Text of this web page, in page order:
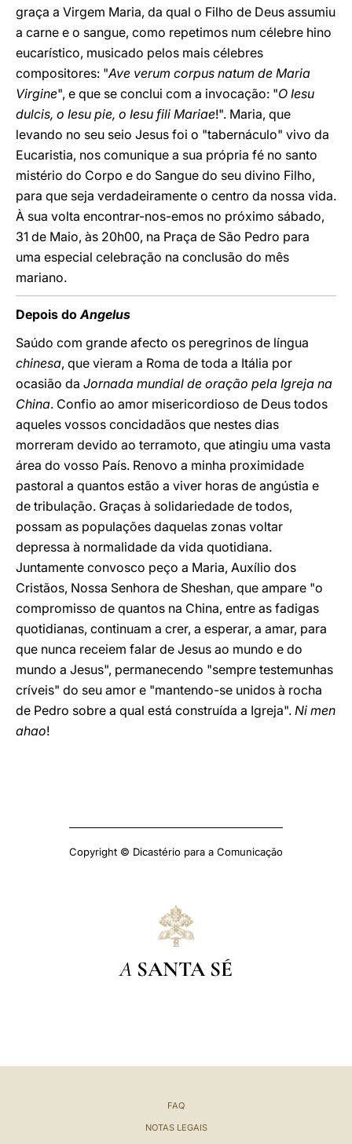
graça a Virgem Maria, da qual o Filho de Deus assumiu
a carne e o sangue, como repetimos num célebre hino
eucarístico, musicado pelos mais célebres
compositores: "Ave verum corpus natum de Maria
Virgine", e que se conclui com a invocação: "O Iesu
dulcis, o Iesu pie, o Iesu fili Mariae!". Maria, que
levando no seu seio Jesus foi o "tabernáculo" vivo da
Eucaristia, nos comunique a sua própria fé no santo
mistério do Corpo e do Sangue do seu divino Filho,
para que seja verdadeiramente o centro da nossa vida.
À sua volta encontrar-nos-emos no próximo sábado,
31 de Maio, às 20h00, na Praça de São Pedro para
uma especial celebração na conclusão do mês
mariano.
Depois doAngelus
Saúdo com grande afecto os peregrinos de língua
chinesa, que vieram a Roma de toda a Itália por
ocasião da Jornada mundial de oração pela Igreja na
China. Confio ao amor misericordioso de Deus todos
aqueles vossos concidadãos que nestes dias
morreram devido ao terramoto, que atingiu uma vasta
área do vosso País. Renovo a minha proximidade
pastoral a quantos estão a viver horas de angústia e
de tribulação. Graças à solidariedade de todos,
possam as populações daquelas zonas voltar
depressa à normalidade da vida quotidiana.
Juntamente convosco peço a Maria, Auxílio dos
Cristãos, Nossa Senhora de Sheshan, que ampare "o
compromisso de quantos na China, entre as fadigas
quotidianas, continuam a crer, a esperar, a amar, para
que nunca receiem falar de Jesus ao mundo e do
mundo a Jesus", permanecendo "sempre testemunhas
críveis" do seu amor e "mantendo-se unidos à rocha
de Pedro sobre a qual está construída a Igreja". Ni men
ahao!
Copyright © Dicastério para a Comunicação
A SANTA SÉ
FAQ
NOTAS LEGAIS